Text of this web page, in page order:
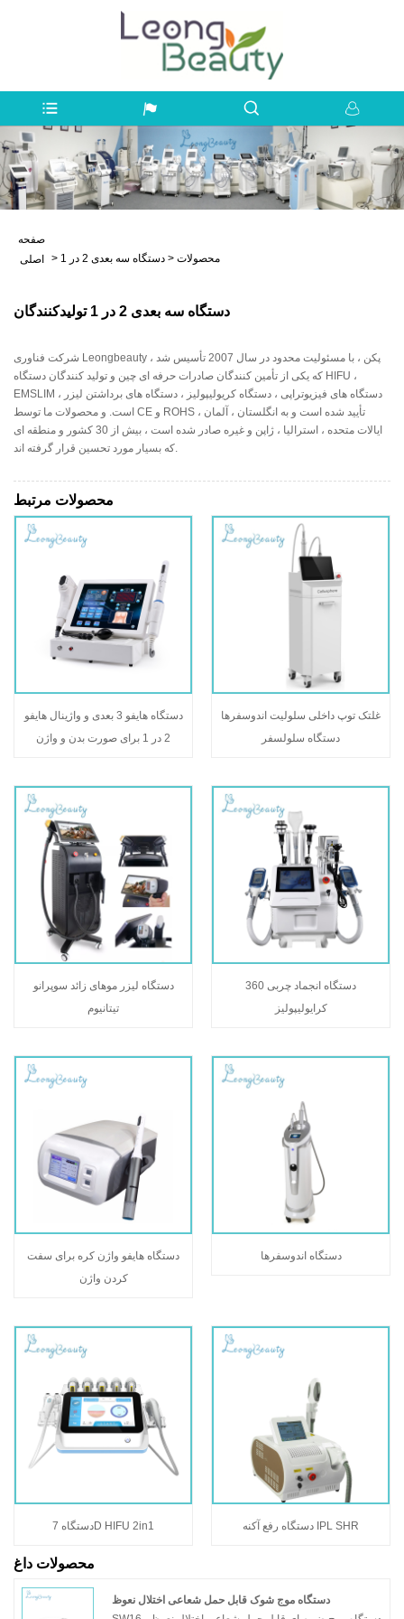
صفحه
اصلی
> محصولات > دستگاه سه بعدی 2 در 1
دستگاه سه بعدی 2 در 1 تولیدکنندگان
شرکت فناوری Leongbeauty پکن ، با مسئولیت محدود در سال 2007 تأسیس شد ،
که یکی از تأمین کنندگان صادرات حرفه ای چین و تولید کنندگان دستگاه HIFU ،
EMSLIM ، دستگاه های فیزیوتراپی ، دستگاه کریولیپولیز ، دستگاه های برداشتن لیزر
است. و محصولات ما توسط CE و ROHS تأیید شده است و به انگلستان ، آلمان ،
ایالات متحده ، استرالیا ، ژاپن و غیره صادر شده است ، بیش از 30 کشور و منطقه ای
محصولات مرتبط
دستگاه هایفو 3 بعدی و واژینال هایفو
2 در 1 برای صورت بدن و واژن
غلتک توپ داخلی سلولیت اندوسفرها
دستگاه سلولسفر
دستگاه لیزر موهای زائد سوپرانو
تیتانیوم
دستگاه انجماد چربی 360
کرایولیپولیز
دستگاه هایفو واژن کره برای سفت
کردن واژن
دستگاه اندوسفرها
دستگاه 7D HIFU 2in1 دستگاه رفع آکنه IPL SHR
محصولات داغ
دستگاه موج شوک قابل حمل شعاعی اختلال نعوظ